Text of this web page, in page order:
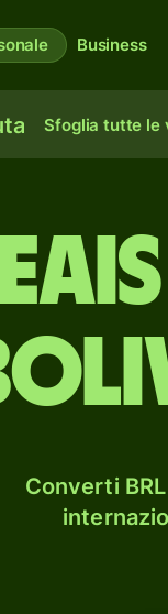
Business
Sfoglia tutte le
Converti